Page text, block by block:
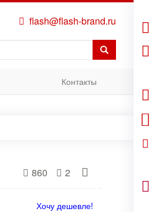
flash@flash-brand.ru
Контакты
860 2
Хочу дешевле!